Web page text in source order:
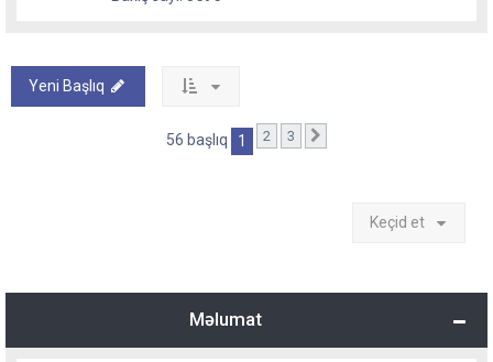
Yeni Başlıq
56 başlıq 1 2 3
Keçid et
Məlumat